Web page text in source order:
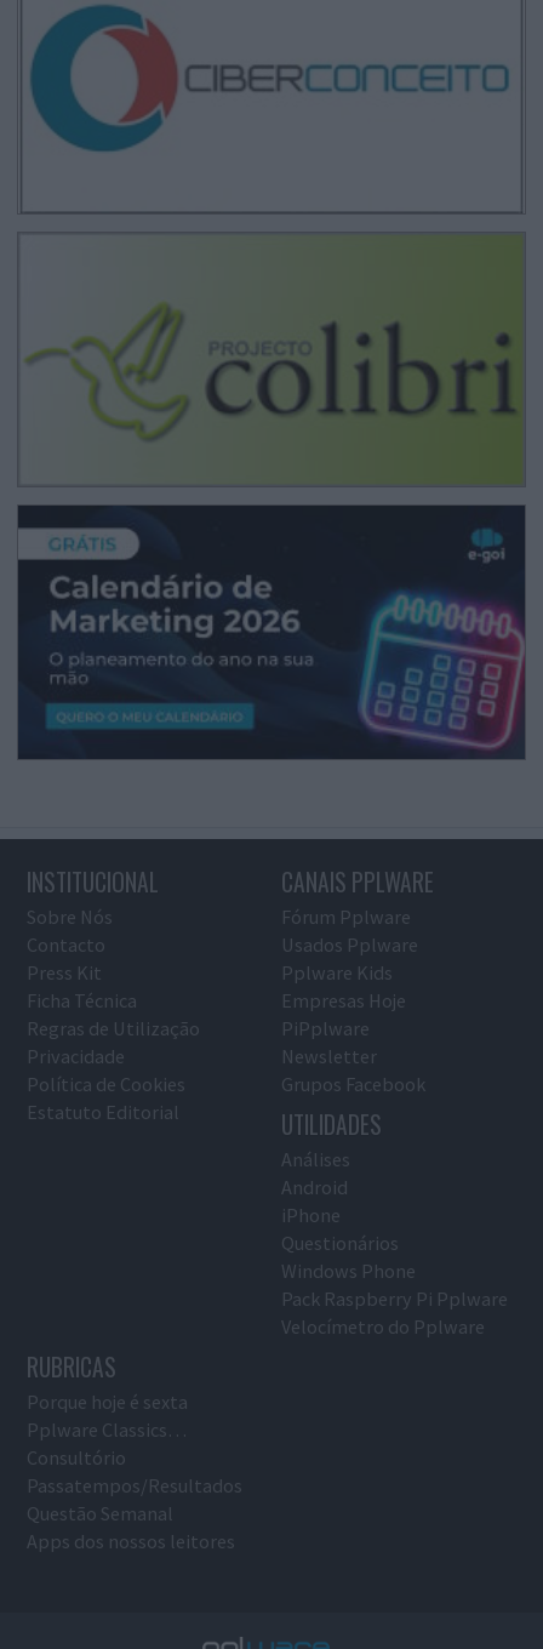
INSTITUCIONAL
Sobre Nós
Contacto
Press Kit
Ficha Técnica
Regras de Utilização
Privacidade
Política de Cookies
Estatuto Editorial
CANAIS PPLWARE
Fórum Pplware
Usados Pplware
Pplware Kids
Empresas Hoje
PiPplware
Newsletter
Grupos Facebook
UTILIDADES
Análises
Android
iPhone
Questionários
Windows Phone
Pack Raspberry Pi Pplware
Velocímetro do Pplware
RUBRICAS
Porque hoje é sexta
Pplware Classics…
Consultório
Passatempos/Resultados
Questão Semanal
Apps dos nossos leitores